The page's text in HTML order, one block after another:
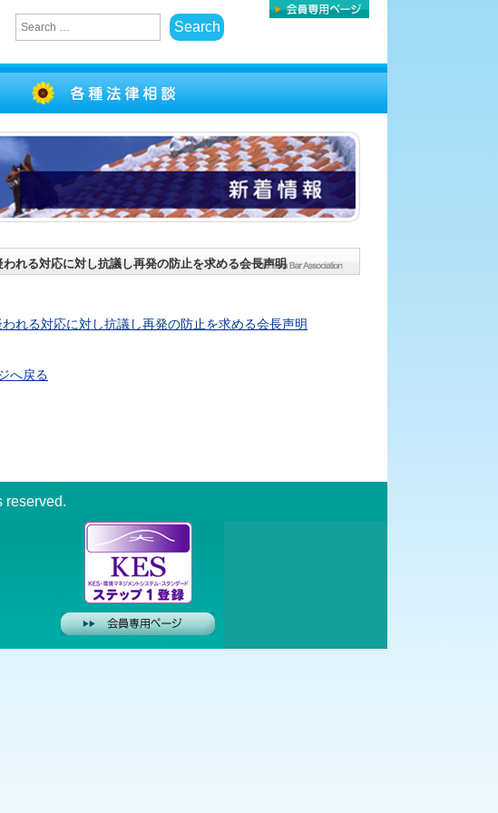
れる対応に対し抗議し再発の防止を求める会長声明
れる対応に対し抗議し再発の防止を求める会長声明
へ戻る
reserved.